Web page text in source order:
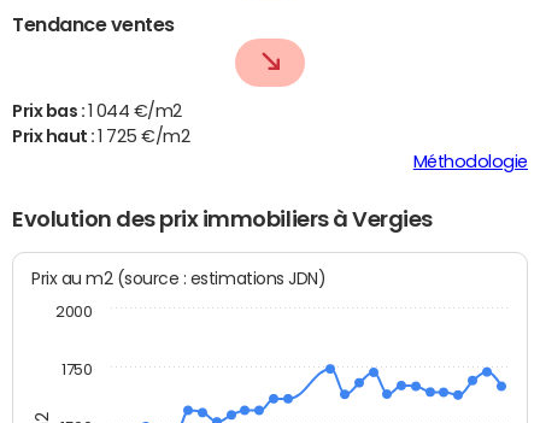
Tendance ventes
Prix bas :
1 044 €/m2
Prix haut :
1 725 €/m2
Méthodologie
Evolution des prix immobiliers à Vergies
Prix au m2 (source : estimations JDN)
1750
2000